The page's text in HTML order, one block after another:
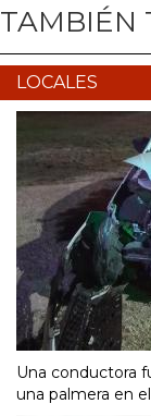
TAMBIÉN
LOCALES
Una conductora
una palmera en